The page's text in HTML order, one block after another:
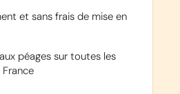
et sans frais de mise en
péages sur toutes les